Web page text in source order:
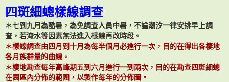
四斑細蟌樣線調查
＊七到九月為酷暑，為免調查人員中暑，不論潮汐一律安排早上調
查，若淹水等因素無法進入樣線再改時段。
＊樣線調查由四月到十月為每半個月必進行一次，目的在得出各棲地
各月族群量的曲線。
＊棲地勘查每年高峰期五到六月進行一到兩次，目的在勘查四斑細蟌
在園區內分佈的範圍，以製作每年的分佈圖。